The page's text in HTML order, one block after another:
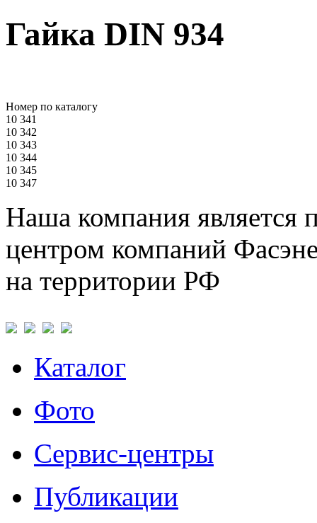
Гайка DIN 934
Номер по каталогу
10 341
10 342
10 343
10 344
10 345
10 347
Наша компания является
центром компаний
на территории РФ
Каталог
Фото
Сервис-центры
Публикации